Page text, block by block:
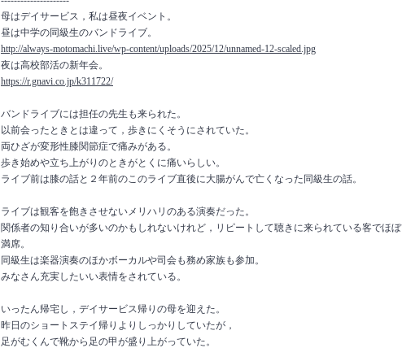
母はデイサービス，私は昼夜イベント。
昼は中学の同級生のバンドライブ。
http://always-motomachi.live/wp-content/uploads/2025/12/unnamed-12-scaled.jpg
夜は高校部活の新年会。
https://r.gnavi.co.jp/k311722/
バンドライブには担任の先生も来られた。
以前会ったときとは違って，歩きにくそうにされていた。
両ひざが変形性膝関節症で痛みがある。
歩き始めや立ち上がりのときがとくに痛いらしい。
ライブ前は膝の話と２年前のこのライブ直後に大腸がんで亡くなった同級生の話。
ライブは観客を飽きさせないメリハリのある演奏だった。
関係者の知り合いが多いのかもしれないけれど，リピートして聴きに来られている客でほぼ
満席。
同級生は楽器演奏のほかボーカルや司会も務め家族も参加。
みなさん充実したいい表情をされている。
いったん帰宅し，デイサービス帰りの母を迎えた。
昨日のショートステイ帰りよりしっかりしていたが，
足がむくんで靴から足の甲が盛り上がっていた。